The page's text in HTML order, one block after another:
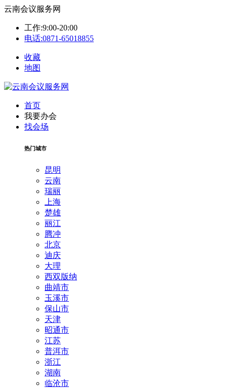
云南会议服务网
工作:9:00-20:00
电话:0871-65018855
收藏
地图
首页
我要办会
找会场
热门城市
昆明
云南
瑞丽
上海
楚雄
丽江
腾冲
北京
迪庆
大理
西双版纳
曲靖市
玉溪市
保山市
天津
昭通市
江苏
普洱市
浙江
湖南
临沧市